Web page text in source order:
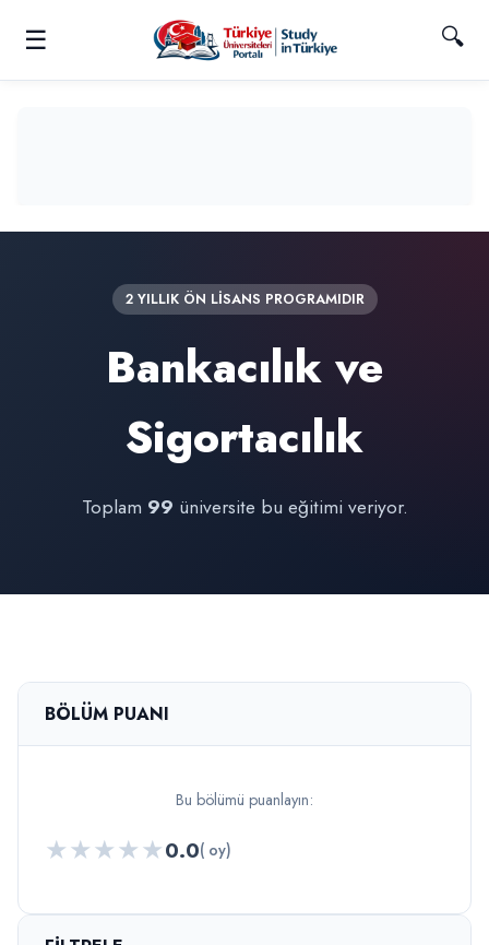
☰ 🔍
2 YILLIK ÖN LİSANS PROGRAMIDIR
Bankacılık ve
Sigortacılık
Toplam 99 üniversite bu eğitimi veriyor.
BÖLÜM PUANI
Bu bölümü puanlayın:
★★★★★0.0( oy)